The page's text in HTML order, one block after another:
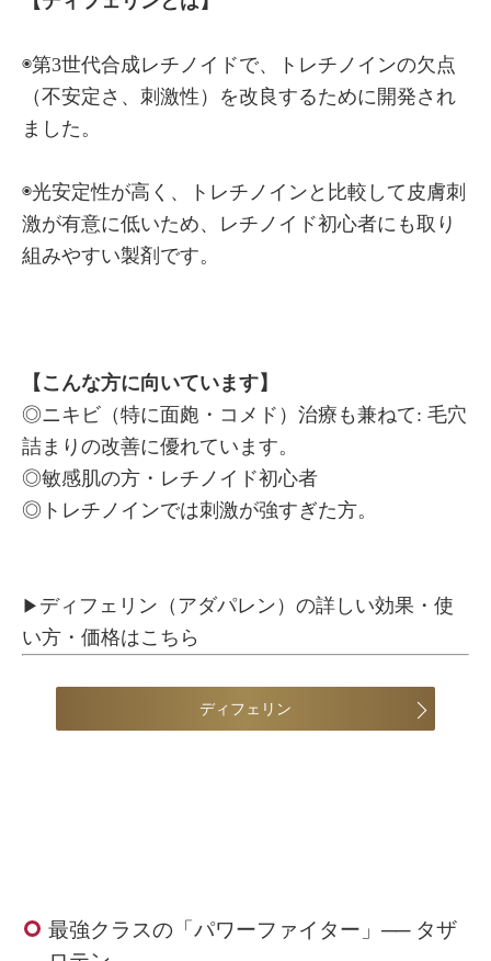
◉第3世代合成レチノイドで、トレチノインの欠点
（不安定さ、刺激性）を改良するために開発され
ました。
◉光安定性が高く、トレチノインと比較して皮膚刺
激が有意に低いため、レチノイド初心者にも取り
組みやすい製剤です。
【こんな方に向いています】
◎ニキビ（特に面皰・コメド）治療も兼ねて: 毛穴
詰まりの改善に優れています。
◎敏感肌の方・レチノイド初心者
◎トレチノインでは刺激が強すぎた方。
▶ ディフェリン（アダパレン）の詳しい効果・使
い方・価格はこちら
ディフェリン
最強クラスの「パワーファイター」── タザ